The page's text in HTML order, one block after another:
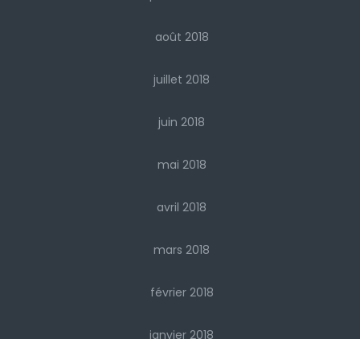
août 2018
juillet 2018
juin 2018
mai 2018
avril 2018
mars 2018
février 2018
janvier 2018